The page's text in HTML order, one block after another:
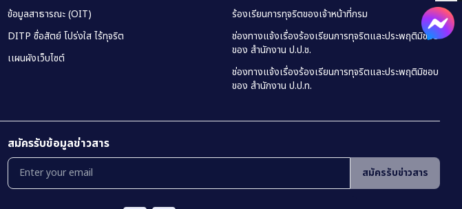
ข้อมูลสาธารณะ (OIT)
DITP ซื่อสัตย์ โปร่งใส ไร้ทุจริต
เเผนผังเว็บไซต์
ร้องเรียนการทุจริตของเจ้าหน้าที่กรม
ช่องทางแจ้งเรื่องร้องเรียนการทุจริตและประพฤติมิชอบ
ของ สำนักงาน ป.ป.ช.
ช่องทางแจ้งเรื่องร้องเรียนการทุจริตและประพฤติมิชอบ
ของ สำนักงาน ป.ป.ท.
สมัครรับข้อมูลข่าวสาร
สมัครรับข่าวสาร